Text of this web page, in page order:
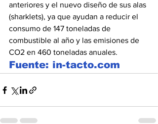
anteriores y el nuevo diseño de sus alas
(sharklets), ya que ayudan a reducir el
consumo de 147 toneladas de
combustible al año y las emisiones de
CO2 en 460 toneladas anuales.
Fuente: in-tacto.com